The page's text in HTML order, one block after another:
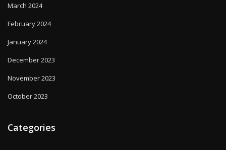
March 2024
February 2024
January 2024
December 2023
November 2023
October 2023
Categories